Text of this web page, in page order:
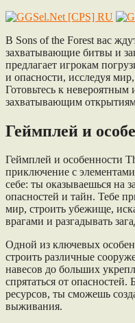
В Sons of the Forest вас
захватывающие битвы и
предлагает игрокам
и опасности, исследуя
Готовьтесь к
захватывающим
Геймплей и
Геймплей и особенности
приключение с
себе: ты оказываешься на
опасностей и тайн. Тебе
мир, строить убежище,
врагами и разгадывать
Одной из ключевых
строить различные
навесов до больших
спрятаться от
ресурсов, ты сможешь
выживания.